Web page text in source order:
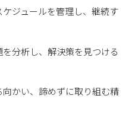
ケジュールを管理し、継続す
を分析し、解決策を見つける
向かい、諦めずに取り組む精